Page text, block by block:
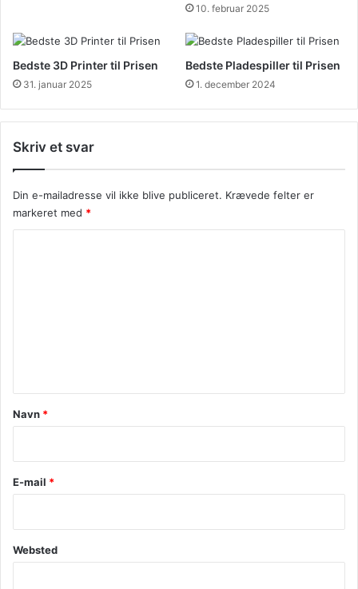
10. februar 2025
Bedste 3D Printer til Prisen
31. januar 2025
Bedste Pladespiller til Prisen
1. december 2024
Skriv et svar
Din e-mailadresse vil ikke blive publiceret. Krævede felter er
markeret med *
a
Navn *
E-mail *
Websted